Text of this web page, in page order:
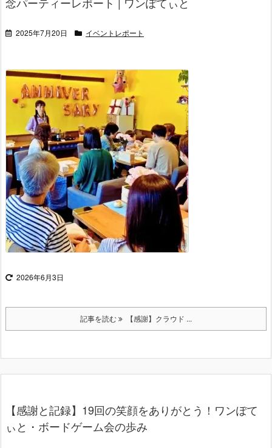
2025年7月20日 イベントレポート
2026年6月3日
記事を読む 【感謝】クラウド ...
【感謝と記録】19回の笑顔をありがとう！ワンぽて
ぃと・ボードゲーム会の歩み